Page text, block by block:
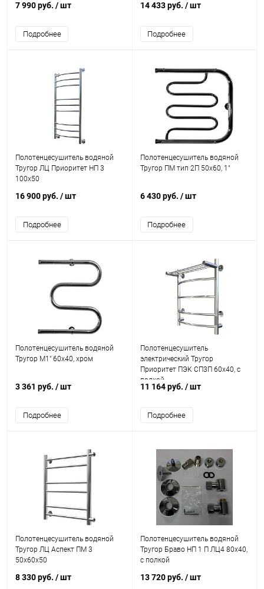
7 990 руб. / шт
Подробнее
14 433 руб. / шт
Подробнее
Полотенцесушитель водяной
Тругор ЛЦ Приоритет НП 3
100x50
16 900 руб. / шт
Подробнее
Полотенцесушитель водяной
Тругор ПМ тип 2П 50x60, 1"
6 430 руб. / шт
Подробнее
Полотенцесушитель водяной
Тругор М1" 60x40, хром
3 361 руб. / шт
Подробнее
Полотенцесушитель
электрический Тругор
Приоритет ПЭК СП3П 60x40, с
полкой
11 164 руб. / шт
Подробнее
Полотенцесушитель водяной
Тругор ЛЦ Аспект ПМ 3
50x60x50
8 330 руб. / шт
Полотенцесушитель водяной
Тругор Браво НП 1 П ЛЦ4 80x40,
с полкой
13 720 руб. / шт